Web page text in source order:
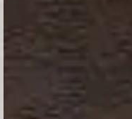
Bewertung.